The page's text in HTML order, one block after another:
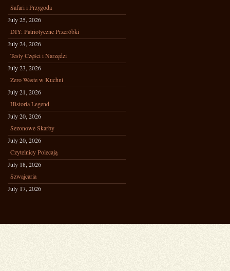
Safari i Przygoda
July 25, 2026
DIY: Patriotyczne Przeróbki
July 24, 2026
Testy Części i Narzędzi
July 23, 2026
Zero Waste w Kuchni
July 21, 2026
Historia Legend
July 20, 2026
Sezonowe Skarby
July 20, 2026
Czytelnicy Polecają
July 18, 2026
Szwajcaria
July 17, 2026